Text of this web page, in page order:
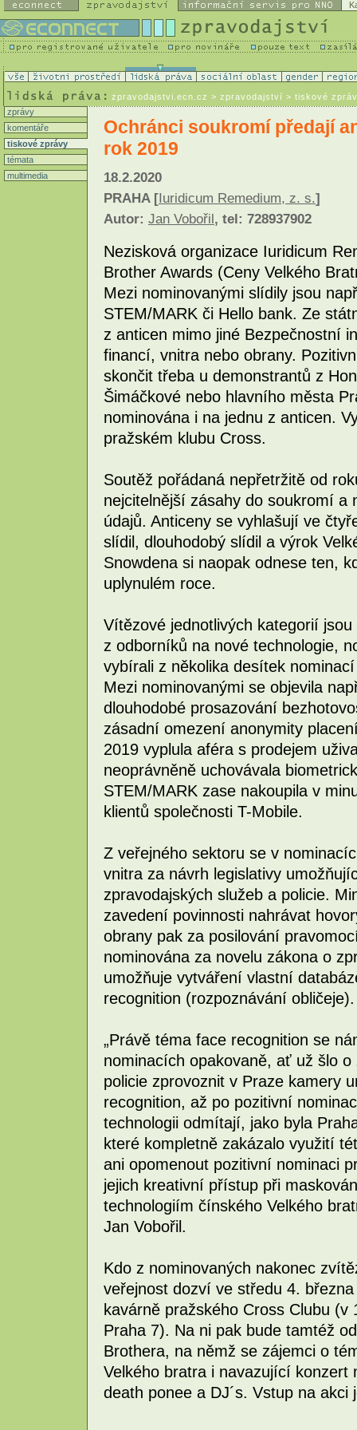
zpravodajstvi.ecn.cz > zpravodajství > tiskové
zprávy
komentáře
tiskové zprávy
témata
multimedia
Ochránci soukromí předají
rok 2019
18.2.2020
PRAHA [ Iuridicum Remedium, z. s.]
Autor: Jan Vobořil , tel: 728937902
Nezisková organizace Iuridicum
Brother Awards (Ceny Velkého
Mezi nominovanými slídily jsou
STEM/MARK či Hello bank. Ze
z anticen mimo jiné Bezpečnostní
financí, vnitra nebo obrany.
skončit třeba u demonstrantů z
Šimáčkové nebo hlavního města
nominována i na jednu z anticen.
pražském klubu Cross.
Soutěž pořádaná nepřetržitě od
nejcitelnější zásahy do soukromí a
údajů. Anticeny se vyhlašují ve
slídil, dlouhodobý slídil a výrok
Snowdena si naopak odnese ten,
uplynulém roce.
Vítězové jednotlivých kategorií
z odborníků na nové technologie,
vybírali z několika desítek
Mezi nominovanými se objevila
dlouhodobé prosazování
zásadní omezení anonymity
2019 vyplula aféra s prodejem
neoprávněně uchovávala
STEM/MARK zase nakoupila v
klientů společnosti T-Mobile.
Z veřejného sektoru se v
vnitra za návrh legislativy
zpravodajských služeb a policie.
zavedení povinnosti nahrávat
obrany pak za posilování
nominována za novelu zákona o
umožňuje vytváření vlastní
recognition (rozpoznávání obličeje).
„Právě téma face recognition se
nominacích opakovaně, ať už šlo
policie zprovoznit v Praze kamery
recognition, až po pozitivní
technologii odmítají, jako byla
které kompletně zakázalo využití
ani opomenout pozitivní nominaci
jejich kreativní přístup při
technologiím čínského Velkého
Jan Vobořil.
Kdo z nominovaných nakonec
veřejnost dozví ve středu 4.
kavárně pražského Cross Clubu
Praha 7). Na ni pak bude tamtéž
Brothera, na němž se zájemci o
Velkého bratra i navazující konzert
death ponee a DJ´s. Vstup na akci